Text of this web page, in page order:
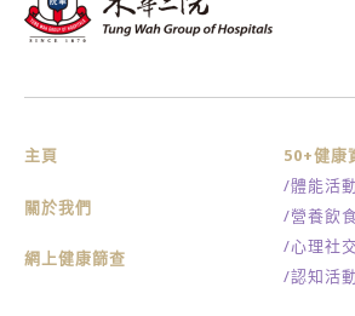
主頁
關於我們
網上健康篩查
50+健康
/體能活動
/營養飲
/心理社交
/認知活動